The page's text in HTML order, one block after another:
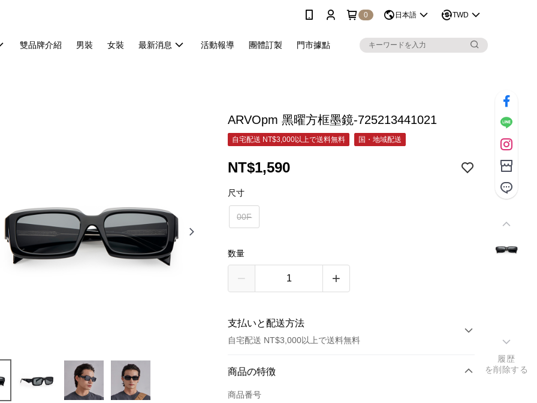
0 日本語 TWD
雙品牌介紹 男裝 女裝 最新消息 活動報導 團體訂製 門市據點
ARVOpm 黑曜方框墨鏡-725213441021
自宅配送 NT$3,000以上で送料無料 国・地域配送
NT$1,590
尺寸
00F
数量
支払いと配送方法
自宅配送 NT$3,000以上で送料無料
お支払い方法
クレジットカード1回払い
商品の特徴
商品番号
履歴
を削除する